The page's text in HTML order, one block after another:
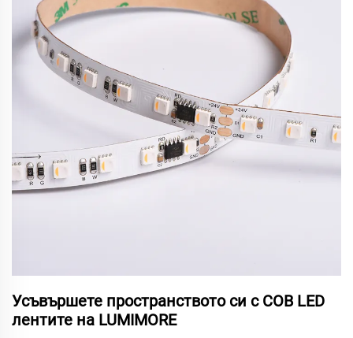
Усъвършете пространството си с COB LED
лентите на LUMIMORE